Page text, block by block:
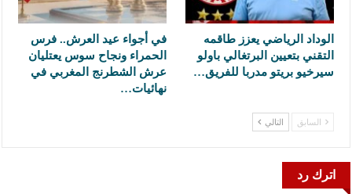
الوداد الرياضي يعزز طاقمه
التقني بتعيين البرتغالي باولو
سيرخيو بريتو مدربا للفريق…
في أجواء عيد العرش.. فرس
الحمراء ونجاح سوس يعتليان
عرش الشطرنج المغربي في
نهائيات…
السابق التالي
اترك رد